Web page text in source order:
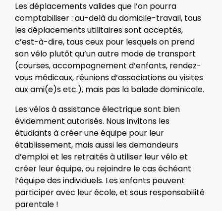
Les déplacements valides que l’on pourra
comptabiliser : au-delà du domicile-travail, tous
les déplacements utilitaires sont acceptés,
c’est-à-dire, tous ceux pour lesquels on prend
son vélo plutôt qu’un autre mode de transport
(courses, accompagnement d’enfants, rendez-
vous médicaux, réunions d’associations ou visites
aux ami(e)s etc.), mais pas la balade dominicale.
Les vélos à assistance électrique sont bien
évidemment autorisés. Nous invitons les
étudiants à créer une équipe pour leur
établissement, mais aussi les demandeurs
d’emploi et les retraités à utiliser leur vélo et
créer leur équipe, ou rejoindre le cas échéant
l’équipe des individuels. Les enfants peuvent
participer avec leur école, et sous responsabilité
parentale !